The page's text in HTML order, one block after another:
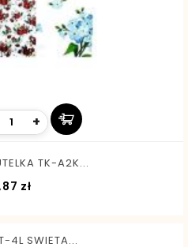
+
TK-A2K...
zł
4L SWIETA...